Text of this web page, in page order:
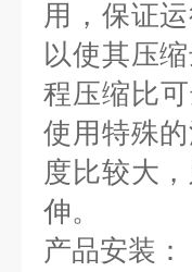
用，保证
以使其压
程压缩比可
使用特殊
度比较大
伸。
产品安装：